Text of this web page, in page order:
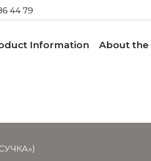
44 79
Information About the